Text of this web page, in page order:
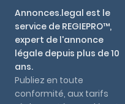
Annonces.legal est le
service de REGIEPRO™,
expert de l'annonce
légale depuis plus de 10
ans.
Publiez en toute
conformité, aux tarifs